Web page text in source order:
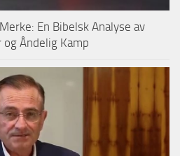
En Bibelsk Analyse av
Åndelig Kamp